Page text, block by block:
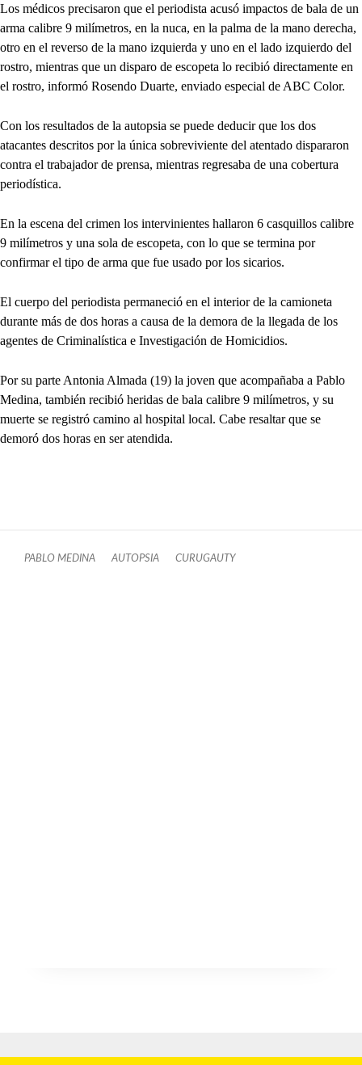
Los médicos precisaron que el periodista acusó impactos de bala de un
arma calibre 9 milímetros, en la nuca, en la palma de la mano derecha,
otro en el reverso de la mano izquierda y uno en el lado izquierdo del
rostro, mientras que un disparo de escopeta lo recibió directamente en
el rostro, informó Rosendo Duarte, enviado especial de ABC Color.
Con los resultados de la autopsia se puede deducir que los dos
atacantes descritos por la única sobreviviente del atentado dispararon
contra el trabajador de prensa, mientras regresaba de una cobertura
periodística.
En la escena del crimen los intervinientes hallaron 6 casquillos calibre
9 milímetros y una sola de escopeta, con lo que se termina por
confirmar el tipo de arma que fue usado por los sicarios.
El cuerpo del periodista permaneció en el interior de la camioneta
durante más de dos horas a causa de la demora de la llegada de los
agentes de Criminalística e Investigación de Homicidios.
Por su parte Antonia Almada (19) la joven que acompañaba a Pablo
Medina, también recibió heridas de bala calibre 9 milímetros, y su
muerte se registró camino al hospital local. Cabe resaltar que se
demoró dos horas en ser atendida.
PABLO MEDINA AUTOPSIA CURUGAUTY